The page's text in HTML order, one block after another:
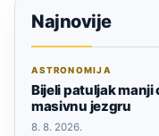
Najnovije
ASTRONOMIJA
Bijeli patuljak manji
masivnu jezgru
8. 8. 2026.